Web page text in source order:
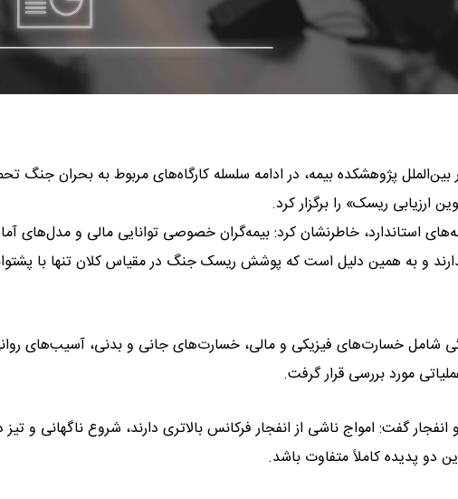
بین‌الملل پژوهشکده بیمه، در ادامه سلسله کارگاه‌های مربوط به بحران جنگ
ارزیابی ریسک» را برگزار کرد.
استاندارد، خاطرنشان کرد: بیمه‌گران خصوصی توانایی مالی و مدل‌های
و به همین دلیل است که پوشش ریسک جنگ در مقیاس کلان تنها با
شامل خسارت‌های فیزیکی و مالی، خسارت‌های جانی و بدنی، آسیب‌های
مورد بررسی قرار گرفت.
گفت: امواج ناشی از انفجار فرکانس بالاتری دارند، شروع ناگهانی و تیز
دو پدیده کاملاً متفاوت باشد.